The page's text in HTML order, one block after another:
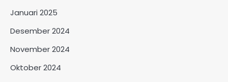
Januari 2025
Desember 2024
November 2024
Oktober 2024